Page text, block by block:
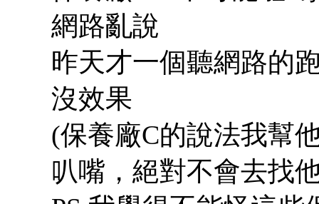
網路亂說
昨天才一個聽網路的
沒效果
(保養廠C的說法我幫
叭嘴，絕對不會去找